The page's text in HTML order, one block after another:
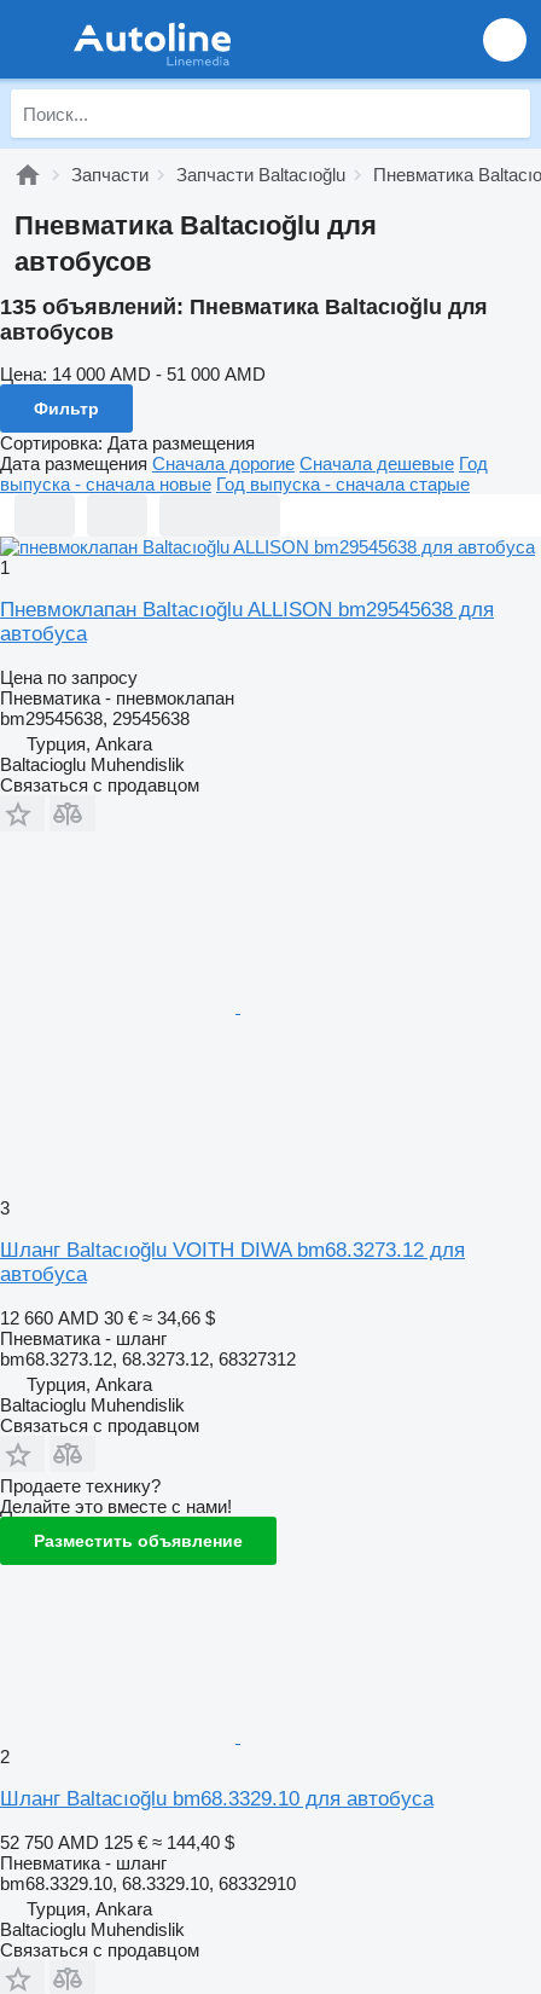
Запчасти Запчасти Baltacıoğlu Пневматика
Пневматика Baltacıoğlu для
автобусов
135 объявлений: Пневматика Baltacıoğlu для
автобусов
Цена: 14 000 AMD - 51 000 AMD
Фильтр
Сортировка: Дата размещения
Дата размещения Сначала дорогие Сначала дешевые Год
выпуска - сначала новые Год выпуска - сначала старые
1
Пневмоклапан Baltacıoğlu ALLISON bm29545638 для
автобуса
Цена по запросу
Пневматика - пневмоклапан
bm29545638, 29545638
Турция, Ankara
Baltacioglu Muhendislik
Связаться с продавцом
3
Шланг Baltacıoğlu VOITH DIWA bm68.3273.12 для
автобуса
12 660 AMD 30 € ≈ 34,66 $
Пневматика - шланг
bm68.3273.12, 68.3273.12, 68327312
Турция, Ankara
Baltacioglu Muhendislik
Связаться с продавцом
Продаете технику?
Делайте это вместе с нами!
Разместить объявление
2
Шланг Baltacıoğlu bm68.3329.10 для автобуса
52 750 AMD 125 € ≈ 144,40 $
Пневматика - шланг
bm68.3329.10, 68.3329.10, 68332910
Турция, Ankara
Baltacioglu Muhendislik
Связаться с продавцом